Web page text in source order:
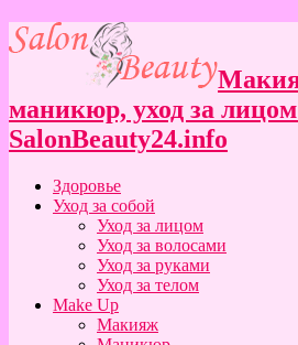
маникюр, уход за
SalonBeauty24.info
Здоровье
Уход за собой
Уход за лицом
Уход за волосами
Уход за руками
Уход за телом
Make Up
Макияж